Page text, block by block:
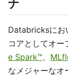
ナ
Databricksにお
コアとしてオー
e Spark™、
なメジャーなオ